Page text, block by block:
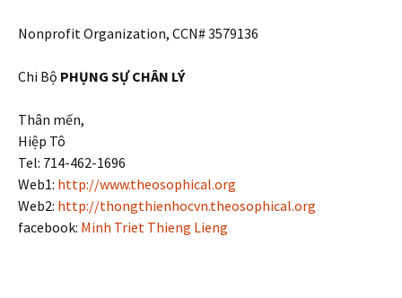
Nonprofit Organization, CCN# 3579136
Chi Bộ PHỤNG SỰ CHÂN LÝ
Thân mến,
Hiệp Tô
Tel: 714-462-1696
Web1: http://www.theosophical.org
Web2: http://thongthienhocvn.theosophical.org
facebook: Minh Triet Thieng Lieng